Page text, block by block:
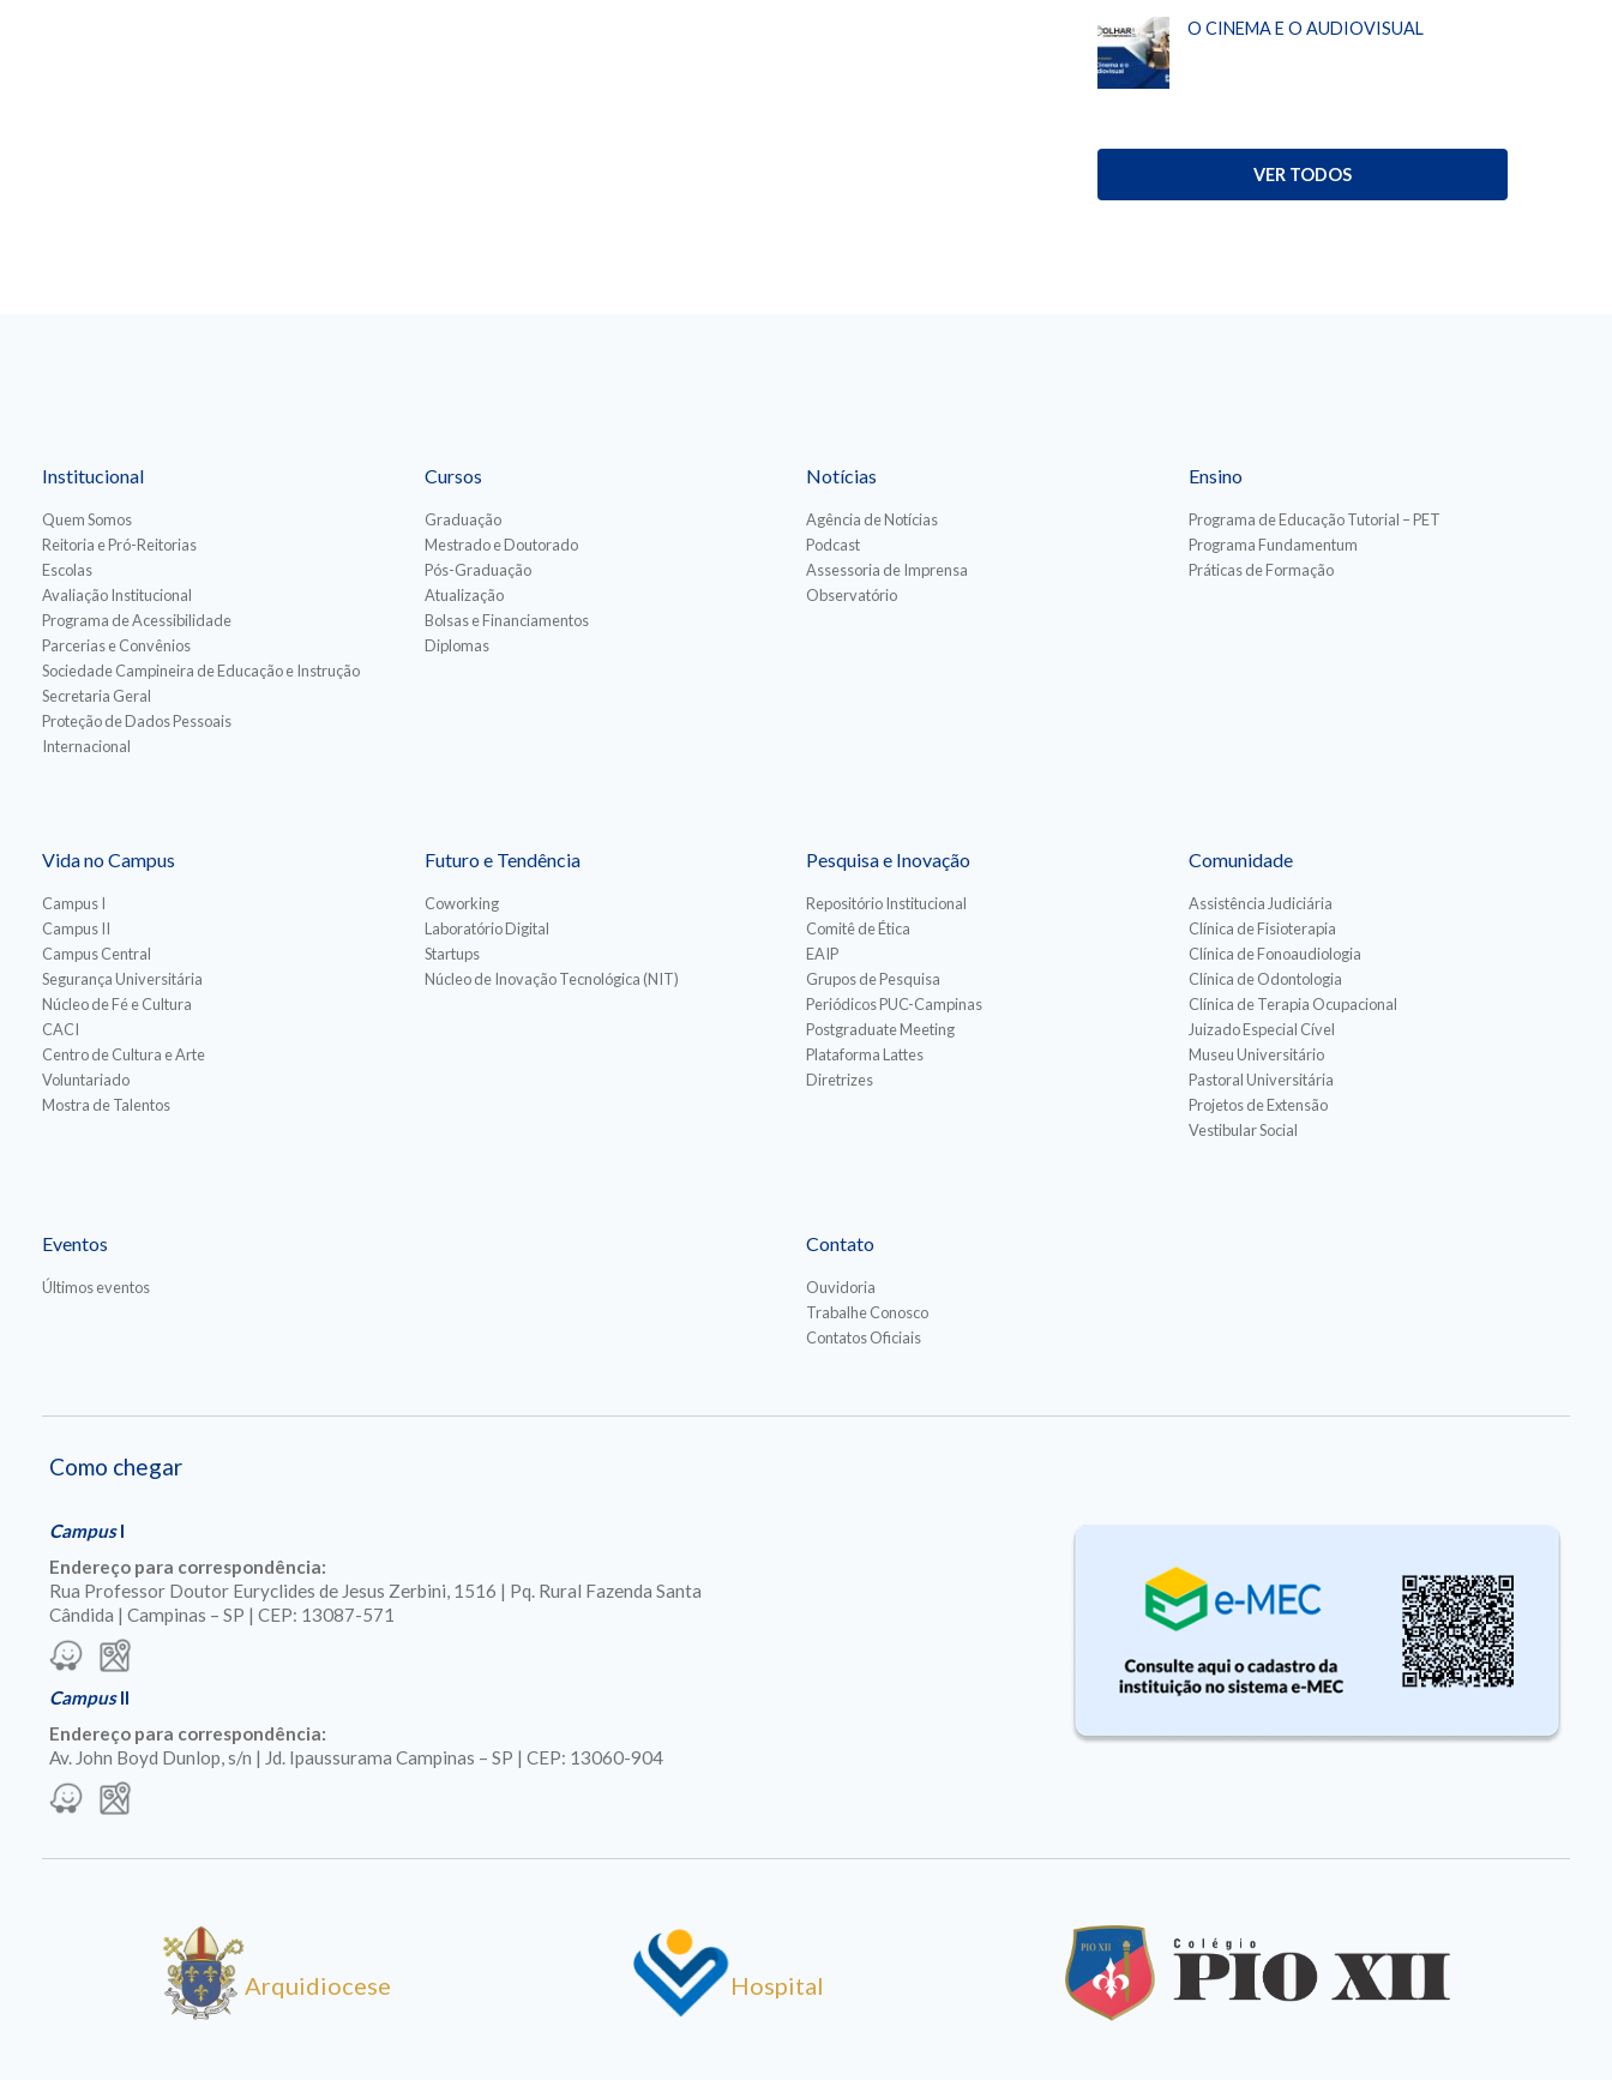
O CINEMA E O AUDIOVISUAL
VER TODOS
Institucional
Quem Somos
Reitoria e Pró-Reitorias
Escolas
Avaliação Institucional
Programa de Acessibilidade
Parcerias e Convênios
Sociedade Campineira de Educação e Instrução
Secretaria Geral
Proteção de Dados Pessoais
Internacional
Cursos
Graduação
Mestrado e Doutorado
Pós-Graduação
Atualização
Bolsas e Financiamentos
Diplomas
Notícias
Agência de Notícias
Podcast
Assessoria de Imprensa
Observatório
Ensino
Programa de Educação Tutorial – PET
Programa Fundamentum
Práticas de Formação
Vida no Campus
Campus I
Campus II
Campus Central
Segurança Universitária
Núcleo de Fé e Cultura
CACI
Centro de Cultura e Arte
Voluntariado
Mostra de Talentos
Futuro e Tendência
Coworking
Laboratório Digital
Startups
Núcleo de Inovação Tecnológica (NIT)
Pesquisa e Inovação
Repositório Institucional
Comitê de Ética
EAIP
Grupos de Pesquisa
Periódicos PUC-Campinas
Postgraduate Meeting
Plataforma Lattes
Diretrizes
Comunidade
Assistência Judiciária
Clínica de Fisioterapia
Clínica de Fonoaudiologia
Clínica de Odontologia
Clínica de Terapia Ocupacional
Juizado Especial Cível
Museu Universitário
Pastoral Universitária
Projetos de Extensão
Vestibular Social
Eventos
Últimos eventos
Contato
Ouvidoria
Trabalhe Conosco
Contatos Oficiais
Como chegar
CampusI
Endereço para correspondência:
Rua Professor Doutor Euryclides de Jesus Zerbini, 1516 | Pq. Rural Fazenda Santa
Cândida | Campinas – SP | CEP: 13087-571
CampusII
Endereço para correspondência:
Av. John Boyd Dunlop, s/n | Jd. Ipaussurama Campinas – SP | CEP: 13060-904
Arquidiocese Hospital